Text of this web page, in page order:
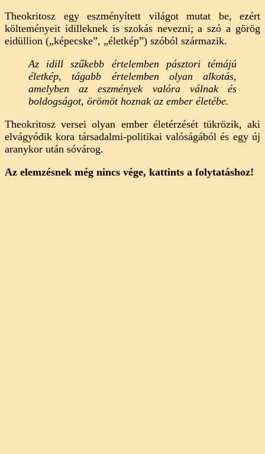
Theokritosz egy eszményített világot mutat be, ezért
költeményeit idilleknek is szokás nevezni; a szó a görög
eidüllion („képecske”, „életkép”) szóból származik.
Az idill szűkebb értelemben pásztori témájú
életkép, tágabb értelemben olyan alkotás,
amelyben az eszmények valóra válnak és
boldogságot, örömöt hoznak az ember életébe.
Theokritosz versei olyan ember életérzését tükrözik, aki
elvágyódik kora társadalmi-politikai valóságából és egy új
aranykor után sóvárog.
Az elemzésnek még nincs vége, kattints a folytatáshoz!